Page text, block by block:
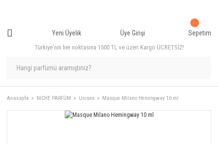
Türkiye'nin her noktasına 1500 TL ve üzeri Kargo ÜCRETSİZ!
Yeni Üyelik Üye Girişi Sepetim
Anasayfa NICHE PARFÜM Unısex Masque Milano Hemingway 10 ml